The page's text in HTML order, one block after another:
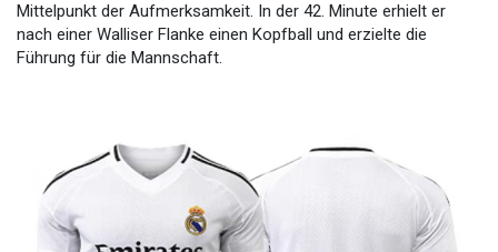
Mittelpunkt der Aufmerksamkeit. In der 42. Minute erhielt er
nach einer Walliser Flanke einen Kopfball und erzielte die
Führung für die Mannschaft.